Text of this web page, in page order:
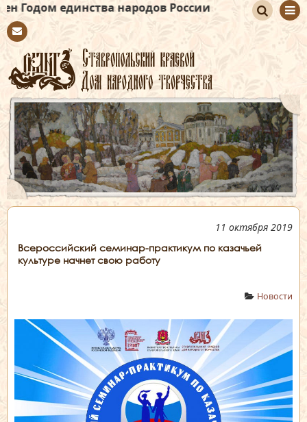
народов России
tact
иск
11 октября 2019
Всероссийский семинар-практикум по казачьей
культуре начнет свою работу
Новости